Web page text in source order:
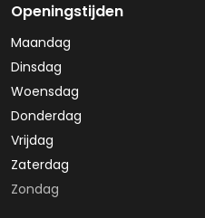
Openingstijden
Maandag
Dinsdag
Woensdag
Donderdag
Vrijdag
Zaterdag
Zondag